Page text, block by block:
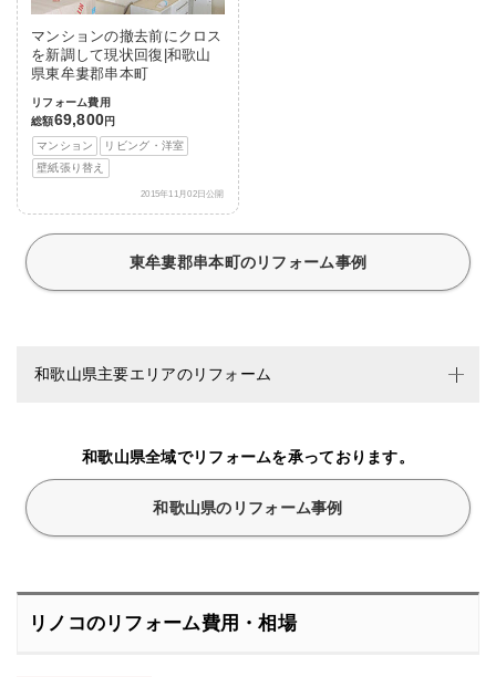
マンションの撤去前にクロス
を新調して現状回復|和歌山
県東牟婁郡串本町
リフォーム費用
総額69,800円
マンション
リビング・洋室
壁紙張り替え
2015年11月02日公開
東牟婁郡串本町のリフォーム事例
和歌山県主要エリアのリフォーム
和歌山県全域でリフォームを承っております。
和歌山県のリフォーム事例
リノコのリフォーム費用・相場